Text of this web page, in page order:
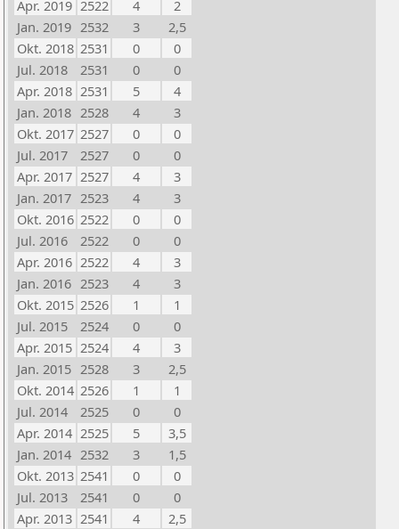
Apr. 2019 2522 4
2
Jan. 2019 2532 3
2,5
Okt. 2018 2531 0
0
Jul. 2018
2531 0
0
Apr. 2018 2531 5
4
Jan. 2018 2528 4
3
Okt. 2017 2527 0
0
Jul. 2017
2527 0
0
Apr. 2017 2527 4
3
Jan. 2017 2523 4
3
Okt. 2016 2522 0
0
Jul. 2016
2522 0
0
Apr. 2016 2522 4
3
Jan. 2016 2523 4
3
Okt. 2015 2526 1
1
Jul. 2015
2524 0
0
Apr. 2015 2524 4
3
Jan. 2015 2528 3
2,5
Okt. 2014 2526 1
1
Jul. 2014
2525 0
0
Apr. 2014 2525 5
3,5
Jan. 2014 2532 3
1,5
Okt. 2013 2541 0
0
Jul. 2013
2541 0
0
Apr. 2013 2541 4
2,5